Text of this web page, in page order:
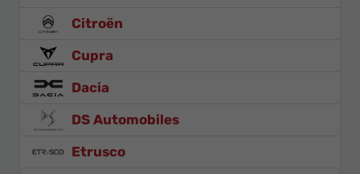
Citroën
Cupra
Dacia
DS Automobiles
Etrusco